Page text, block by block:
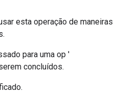
esta operação de maneiras
para uma op '
concluídos.